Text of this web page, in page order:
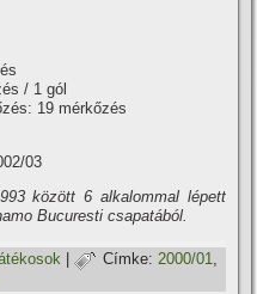
/ 1 gól
19 mérkőzés
03
között 6 alkalommal lépett
Bucuresti csapatából.
| Címke: 2000/01,